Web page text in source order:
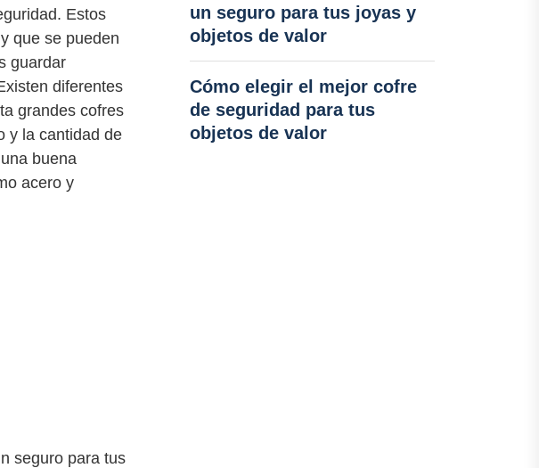
Estos
que se pueden
guardar
diferentes
grandes cofres
y la cantidad de
buena
acero y
seguro para tus
un seguro para tus joyas y
objetos de valor
Cómo elegir el mejor cofre
de seguridad para tus
objetos de valor